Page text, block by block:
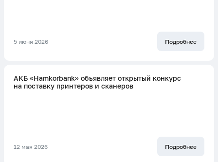
5 июня 2026 Подробнее
АКБ «Hamkorbank» объявляет открытый конкурс
на поставку принтеров и сканеров
12 мая 2026 Подробнее